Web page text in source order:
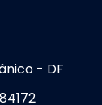
- DF